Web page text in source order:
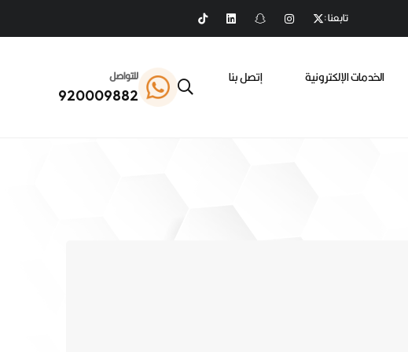
تابعنا :
الخدمات الإلكترونية
إتصل بنا
للتواصل
920009882